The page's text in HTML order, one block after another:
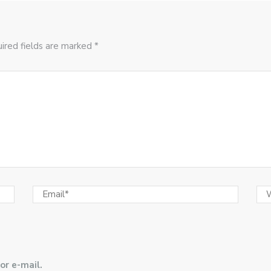
fields are marked *
e-mail.